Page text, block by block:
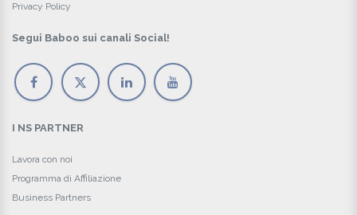
Privacy Policy
Segui Baboo sui canali Social!
I NS PARTNER
Lavora con noi
Programma di Affiliazione
Business Partners